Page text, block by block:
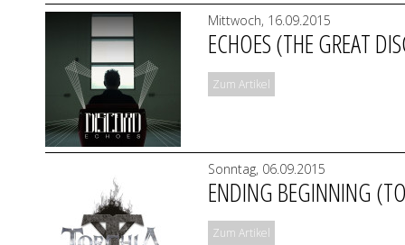
Mittwoch, 16.09.2015
ECHOES (THE GREAT
Zum Artikel
Sonntag, 06.09.2015
ENDING BEGINNING
Zum Artikel